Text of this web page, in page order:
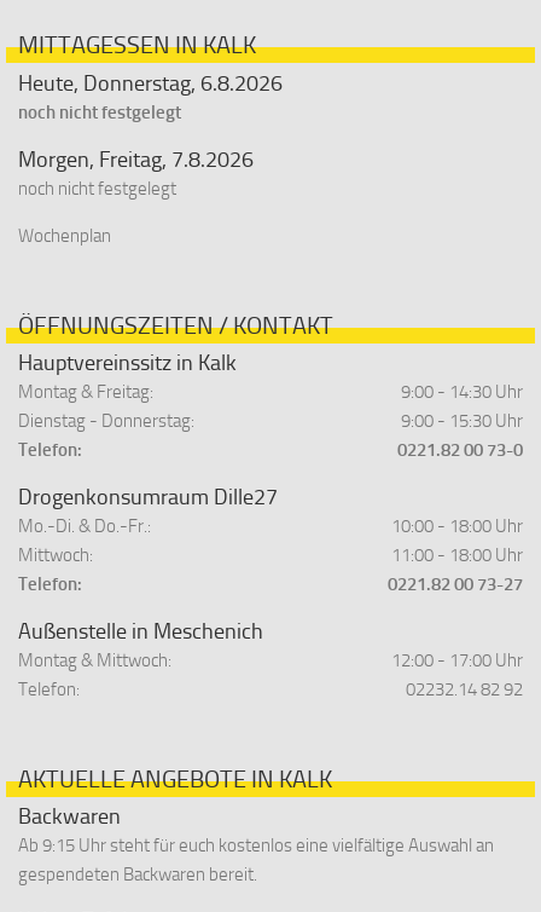
MITTAGESSEN IN KALK
Heute, Donnerstag, 6.8.2026
noch nicht festgelegt
Morgen, Freitag, 7.8.2026
noch nicht festgelegt
Wochenplan
ÖFFNUNGSZEITEN / KONTAKT
Hauptvereinssitz in Kalk
Montag & Freitag:
9:00 - 14:30 Uhr
Dienstag - Donnerstag:
9:00 - 15:30 Uhr
Telefon:
0221.82 00 73-0
Drogenkonsumraum Dille27
Mo.-Di. & Do.-Fr.:
10:00 - 18:00 Uhr
Mittwoch:
11:00 - 18:00 Uhr
Telefon:
0221.82 00 73-27
Außenstelle in Meschenich
Montag & Mittwoch:
12:00 - 17:00 Uhr
Telefon:
02232.14 82 92
AKTUELLE ANGEBOTE IN KALK
Backwaren
Ab 9:15 Uhr steht für euch kostenlos eine vielfältige Auswahl an
gespendeten Backwaren bereit.